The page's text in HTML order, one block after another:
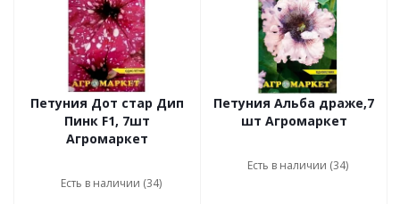
Петуния Дот стар Дип
Пинк F1, 7шт
Агромаркет
Есть в наличии (34)
Петуния Альба драже,7
шт Агромаркет
Есть в наличии (34)